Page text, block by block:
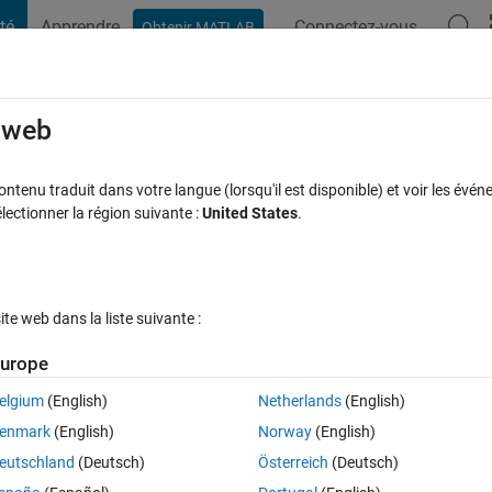
Apprendre Obtenir MATLAB Connectez-vous
error"
Ouvrir dans MATLAB Online
function I am getting the following error:
traduit dans votre langue (lorsqu'il est disponible) et voir les
la région suivante :United States.
web dans la liste suivante :
(English)
(English)
(Deutsch)
Netherlands(English)
Norway(English)
Österreich (Deutsch)